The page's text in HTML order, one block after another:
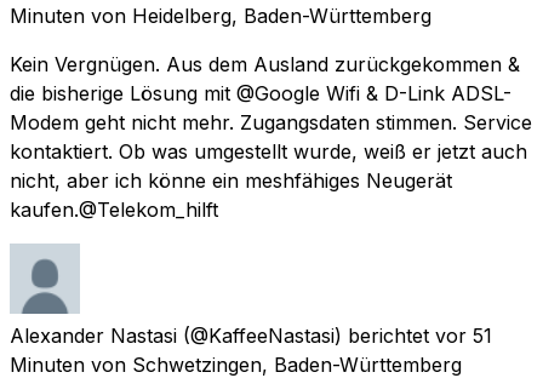
Minuten von Heidelberg, Baden-Württemberg
Kein Vergnügen. Aus dem Ausland zurückgekommen &
die bisherige Lösung mit @Google Wifi & D-Link ADSL-
Modem geht nicht mehr. Zugangsdaten stimmen. Service
kontaktiert. Ob was umgestellt wurde, weiß er jetzt auch
nicht, aber ich könne ein meshfähiges Neugerät
kaufen.@Telekom_hilft
Alexander Nastasi (@KaffeeNastasi) berichtet vor 51
Minuten von Schwetzingen, Baden-Württemberg